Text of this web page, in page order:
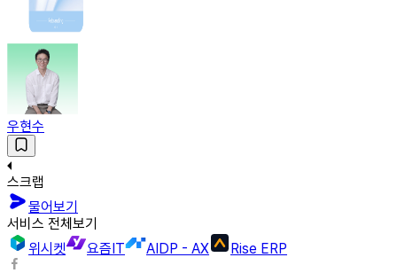
우현수
스크랩
물어보기
서비스 전체보기
위시켓
요즘IT AIDP - AX Rise ERP